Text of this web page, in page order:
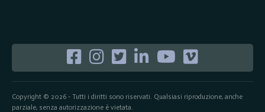
Copyright © 2026 - Tutti i diritti sono riservati. Qualsiasi riproduzione, anche
parziale, senza autorizzazione è vietata.